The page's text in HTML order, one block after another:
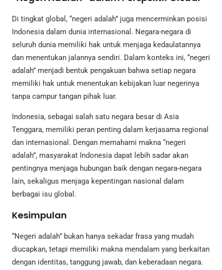
Di tingkat global, “negeri adalah” juga mencerminkan posisi
Indonesia dalam dunia internasional. Negara-negara di
seluruh dunia memiliki hak untuk menjaga kedaulatannya
dan menentukan jalannya sendiri. Dalam konteks ini, “negeri
adalah” menjadi bentuk pengakuan bahwa setiap negara
memiliki hak untuk menentukan kebijakan luar negerinya
tanpa campur tangan pihak luar.
Indonesia, sebagai salah satu negara besar di Asia
Tenggara, memiliki peran penting dalam kerjasama regional
dan internasional. Dengan memahami makna “negeri
adalah”, masyarakat Indonesia dapat lebih sadar akan
pentingnya menjaga hubungan baik dengan negara-negara
lain, sekaligus menjaga kepentingan nasional dalam
berbagai isu global.
Kesimpulan
“Negeri adalah” bukan hanya sekadar frasa yang mudah
diucapkan, tetapi memiliki makna mendalam yang berkaitan
dengan identitas, tanggung jawab, dan keberadaan negara.